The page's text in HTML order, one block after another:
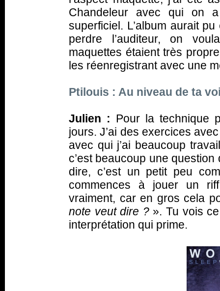
Chandeleur avec qui on
superficiel. L’album aurait
perdre l’auditeur, on
maquettes étaient très
les réenregistrant avec une
Ptilouis : Au niveau de ta
Julien : Pour la technique
jours. J’ai des exercices
avec qui j’ai beaucoup
c’est beaucoup une question
dire, c’est un petit peu
commences à jouer un
vraiment, car en gros cela
note veut dire ? ». Tu vois
interprétation qui prime.